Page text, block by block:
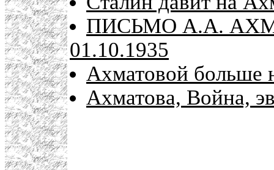
ПИСЬМО А.А.
01.10.1935
Ахматовой больше
Ахматова, Война,